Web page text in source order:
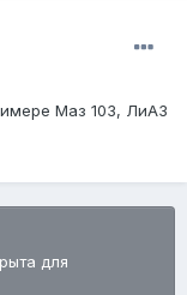
Маз 103, ЛиАЗ
для